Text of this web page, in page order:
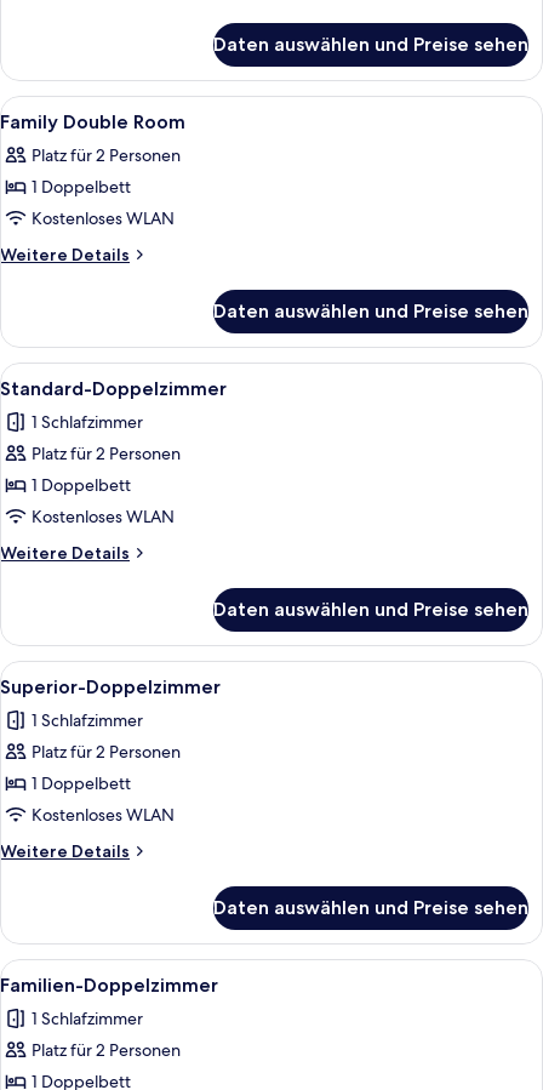
Double
Room
Daten auswählen und Preise sehen
Alle
Fotos
für
Family
Double
Room
Ein Hotelzimmer mit Bett, zwei
4
Family Double Room
Platz für 2 Personen
1 Doppelbett
Kostenloses WLAN
Weitere Details
Weitere
Double
Room
Daten auswählen und Preise sehen
Alle
Fotos
für
Standard-
Doppelzimmer
anzeigen
Ein Hotelzimmer mit zwei Betten,
5
Standard-Doppelzimmer
1 Schlafzimmer
Platz für 2 Personen
1 Doppelbett
Kostenloses WLAN
Weitere Details
Weitere
Doppelzimmer
Daten auswählen und Preise sehen
Alle
Fotos
für
Superior-
Doppelzimmer
anzeigen
Ein modernes Badezimmer mit
5
Superior-Doppelzimmer
1 Schlafzimmer
Platz für 2 Personen
1 Doppelbett
Kostenloses WLAN
Weitere Details
Weitere
Doppelzimmer
Daten auswählen und Preise sehen
Alle
Fotos
für
Familien-
Doppelzimmer
Ein modernes Badezimmer mit
4
Familien-Doppelzimmer
1 Schlafzimmer
Platz für 2 Personen
1 Doppelbett